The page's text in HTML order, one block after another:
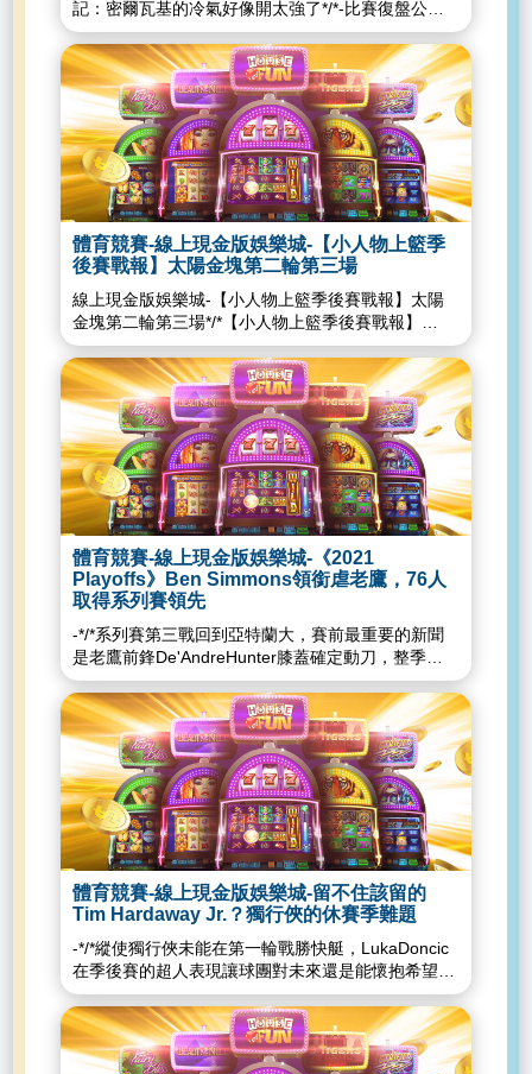
亮點在於，前一回合才剛跟Gordon吵完，下一個回
合馬上做他一個進攻犯規，起身後還若無其事的在旁
邊梳頭，坦白講，這種讓你打球打不贏、打架也打不
贏的行為，如果是做為對手，肯定是最討厭的那種，
但是當隊友的時候，那真的是看熱鬧不嫌事大，有本
事你再多搞幾個大場面來啊！但是在繼續搞事之前，
容我先提醒您老人家一件事，那就是目前季後賽只打
了八場比賽，Crowder就已經累積4次技術犯規，平
均兩場一次的概念，再容我向大家報告一下季後賽的
規則，就是集滿7次以後自動換一場禁賽，而且之後
可不是歸零，接下來每2次就兌換一場，照你這個進
度，可能碰到籃網的時候就差不多了....呃，首先，你
Crowder表示他近期的人生目標，是在協助太陽奪冠
之後，跟全鳳凰城的居民一起跳他的salsadance....
來啊，講得我都想去學這舞怎麼跳了，你倒是先奪個
冠來瞧瞧啊！看到老東家殺紅眼？「其實這件事最扯
的部分是，我是在賽後用手機看那一球的重播時才看
到，或者應該說才感覺到當時場面有多瘋狂，當你人
在場內比賽的過程中，有時候你真的感覺不到。」
CameronPayne說：「當我持球推進的時候，我看到
他手往上比，那是他對我開綠燈的信號，我相信他一
定會接到，我要把球扔到其他人碰不到的地方。」話
說，最近太陽在場上無差別開地圖砲攻擊的，也不是
只有Crowder一個人，曾經待過金塊的TorreyCraig看
起來也是累積了不少怒氣，對金塊的第一戰大猩猩灌
籃、第二戰從背後整個一巴掌拍掉的大火鍋，上來就
是好用啊。而根據Craig在第二戰賽前練球受訪時的
說法，他表示自己在第一戰之所以會做出那麼大動作
的第一時間灌籃，是因為在那之前的一波進攻，當時
大家的視線都在收球急停後飆進三分球的ChrisPaul
身上，卻沒有人、包括裁判在內，都沒有發現他被
FacundoCampazzo以一個高明的摔角動作甩在地
上，所以他爆氣了，甚至在快攻時示意持球推進的
Payne直接空拋過來。「當時我超不爽的，因為在前
一球，我只是想進去搶個進攻籃板，結果Campazzo
直接把我抱住甩出去，當時我就瞪著裁判，想說媽的
你眼睛瞎了嗎這不吹？」Craig說：「不管Payne扔
過來的是什麼，我都會把他塞進籃框，就因為前一球
老子超不爽的，我腎上腺素爆發了。」請繼續往下閱
讀最後，這種防守、身體素質和體能都不錯，三分也
還行，重點是還這麼會炒熱氣氛，沒有人會嫌隊上有
太多這種球員的，希望下個賽季太陽還可以留得住
他，不過....這種類型的坦白講我可能也不會想給他太
多錢就是，繼續底薪行嗎？(喂)創造紀錄時間也許是
太陽真的太久沒進季後賽了，在最近的比賽中，我們
記：密爾瓦基的冷氣好像開太強了*/*-比賽復盤公鹿
一開賽就展開強烈企圖心，加上籃網前三分鐘一直投
不進，公鹿打出一波9:0，也是自從G1第二節後首度
領先。KhrisMiddleton在中距離得手和
GiannisAntetokounmpo切入禁區單挑Griffin，一開
始都收到不錯成效。應該這次是先採用強攻禁區打
法，後來再製造防守內縮提高射手的空檔。也可以看
出今天字母打的異常堅決，拿到球就是瘋狂自幹，切
進去灌籃、拋投，甚至連後仰打板都打進。同時
Middleton投籃手感也回來了，第一節公鹿最大領先
來到19分。前30分是由字母跟Middleton包辦。不過
快攻還是習慣字母切入，防守主要還是drop外圍再守
區域，雖然還是會漏人，但是被漏的是
Brucebrown。但是後來也是有一些空檔，籃網也增
加早攻的比例，無奈全隊手感急凍，前8分鐘得不到
10分。第二節籃網進攻手感回溫，瞬間就將比賽從懸
崖邊救了回來。BruceBrown瘋狂的用他的小拋投戲
耍大羅，用同一招連得8分，將比分進一步縮短到3分
差。而正好公鹿這邊進攻完全當機，Giannis打人牆
自殺戰術重現，在公鹿外線手感低迷的狀況下，籃網
球員得以更安心的內縮防線夾擊Giannis。有趣的
是，在Giannis哥被換下場後，公鹿反而趁機拉開分
差，但Giannis一回來之後…籃網就又追了回來，
Giannis的作用是不是有點迷啊？。第三節
GiannisAntetokounmpo又如法炮製想要瘋狂單打
Griffin，當然成功率又不高，在公鹿鞏固籃板恍神
時，籃網趁亂終於將比分首度追平。後來又在
體進攻還是低迷，並沒有趁公鹿進攻一團亂時一鼓作
氣反超拉大比分。在Middleton三罰全進後籃網以兩
分落後進第四節。在這節可以感覺到雙方的火藥味大
幅上升，特別是KD和Tucker，甚至出現了口角衝
突，並且雙方各吃一T。第四節
GiannisAntetokounmpo的投籃手感終於迴光返照
了，同時KD也找回一些些手感，但整體兩邊也是瘋
狂打鐵依舊呈現拉鋸狀態，但是在追分時段字母哥不
明智的進攻選擇竟然用他不擅長的三分早攻，讓籃網
有機會將比分追平甚至反超。比賽末段Middleton跟
Durant互飆，關鍵時刻KD連砍七分包括一顆顏射三
分。最後JrueHoliday把握住轉換快攻的機會投進致
勝球。最後一攻的機會BruceBrown切入放槍，比賽
有解決，能夠贏球基本上是靠籃網也全員熄火加上
KhrisMiddleton終於找回投籃手感。
到他手上就是滿腦子想突破跟投三分，第一節的比賽
讓他嚐到甜頭後，後三節就完全失控了。面對Griffin
硬切放不進或是被抄掉，拿到哨聲之後罰球也罰不
體育競賽-線上現金版娛樂城-【小人物上籃季
後賽戰報】太陽金塊第二輪第三場
線上現金版娛樂城-【小人物上籃季後賽戰報】太陽
金塊第二輪第三場*/*【小人物上籃季後賽戰報】
116：102太陽3：0聽牌金塊。Jokic今天在主場收下
MVP，是史上第一位拿到MVP的二輪球員。也是在
Shaq2000年之後唯一一個拿下MVP的中鋒，雖然今
天拿下32分20籃板（10進攻籃板）10助攻，但是命
中率不到五成，還是沒有辦法帶領金塊贏下太陽一
場。第一節太陽改變前兩場讓Ayton單防Jokic的策
略，這場一開賽就在禁區latedoubleJokic，應該是預
測金塊會在一開賽就大量把球餵給Jokic。而金塊也
的確在一開賽就在高位或低位讓後衛替Jokicscreen
之後Jokic要球讓Jokic有比較好的進攻發動位置。但
是金塊一開賽自己進攻失誤太多，只能靠著Jokic跟
MPJ的個人進攻得分，在MonteMorris換上來之後金
塊進攻節奏加快之後命中率有好轉。Jokic從第一節
後半開始積極的單打禁區，拚搶進攻籃板。單節7分6
板4助攻。請繼續往下閱讀而金塊還是沒有辦法有效
的防守太陽的Booker/CP3Ayton擋拆，一開賽就讓
Ayton在籃下透過擋拆找到幾個easybaskets。第一節
金塊防守太容易被切過，讓太陽第一節有超過33%的
出手是在禁區或者罰球圈附近，命中率有66.7%。而
金塊的快攻回防也不夠積極，讓太陽有太多早攻的空
擋三分，三分5/8。第一節結束37：27太陽領先。第
二節金塊在Jokic不在場上的時候板凳以Barton跟
Morris為首，改打更多的5-out切傳製造得分機會，但
是太陽CP3帶著太陽板凳
Saric,CameronPayne,CameronJohnson跟
ToreyCraig，該快的時候快，該慢的時候慢，還是能
陽開始針對有背傷跟原本防守就還有進步空間的MPJ
進攻，CP3跟Booker輪流單打MPJ得手。而金塊雖然
沒有打出連串的攻勢，但是靠著Jokic的助攻跟進攻
籃板補籃，慢慢把落後追到十分以內。太陽這一節中
距離空擋沒有第一節來得準，但是Booker這季跟著
CP3的成長在這時候就顯現出來，兩個人連續製造了
體育競賽-線上現金版娛樂城-《2021
Playoffs》Ben Simmons領銜虐老鷹，76人
取得系列賽領先
-*/*系列賽第三戰回到亞特蘭大，賽前最重要的新聞
是老鷹前鋒De'AndreHunter膝蓋確定動刀，整季報
銷。關於老鷹76人請看：《2021Playoffs》風水輪流
轉：JoelEmbiid肆虐禁區，76人擊潰老鷹
《2021Playoffs》Bogi即時三分救命，老鷹守住領先
奪勝《2021Playoffs》翱翔鷹族挑戰東區霸者：老鷹
76人系列賽前瞻巧的是Hunter傷到的地方是半月軟
骨，正是Embiid受傷部位。同樣半月軟骨受傷兩樣
情，系列賽開打前Embiid不知道能不能出賽，但現在
看來傷勢在可控制範圍內影響甚微，場上表現無人能
擋；反而Hunter因同樣傷勢賽季報銷，老鷹少了主力
鋒線狀況完全顛倒。前面文章有提到，少了高度、體
能、對抗性兼備的Hunter，導致老鷹對76人超級中鋒
Embiid更加束手無策。這當然不是說Hunter可以單守
Embiid，而是Hunter過來幫忙比較有效果，其他人過
來包夾影響有，沒辦法降低Embiid破壞力。前兩戰場
均接近40分，連續兩戰讓老鷹中鋒Capela五犯，76
人教練DocRivers盛讚JoelEmbiid表現：Embiid的表
現太棒了，或許沒拿到MVP激勵了Embiid。以個人經
驗來說，1995年我在馬刺，那年MVP是隊友
體育競賽-線上現金版娛樂城-留不住該留的
Tim Hardaway Jr.？獨行俠的休賽季難題
-*/*縱使獨行俠未能在第一輪戰勝快艇，LukaDoncic
在季後賽的超人表現讓球團對未來還是能懷抱希望。
三年級生Doncic雖然才22歲，不過他在季賽跟季後賽
的成績已經讓大家知道，未來的他將會聯盟中最具影
響力的球員。然而，獨行俠球團該煩惱的是，Doncic
以外的大多數球員的表現並沒有太大的亮點。或許獨